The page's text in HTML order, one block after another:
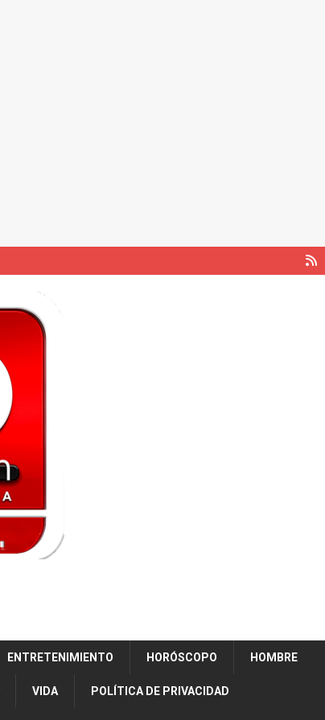
ENTRETENIMIENTO HORÓSCOPO HOMBRE
VIDA POLÍTICA DE PRIVACIDAD